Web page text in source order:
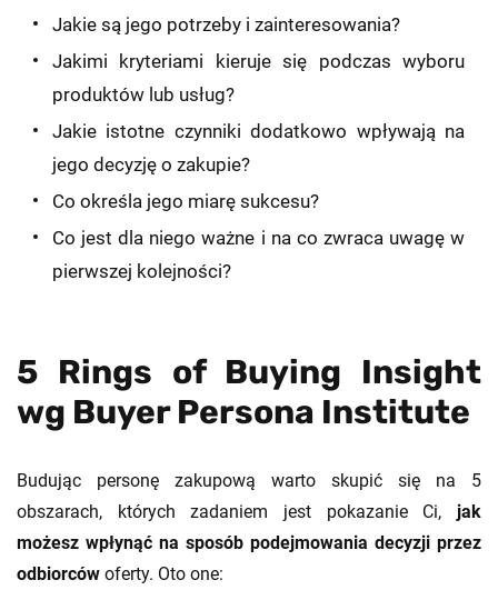
Jakie są jego potrzeby i zainteresowania?
Jakimi kryteriami kieruje się podczas wyboru
produktów lub usług?
Jakie istotne czynniki dodatkowo wpływają na
jego decyzję o zakupie?
Co określa jego miarę sukcesu?
Co jest dla niego ważne i na co zwraca uwagę w
pierwszej kolejności?
5 Rings of Buying Insight
wg Buyer Persona Institute
Budując personę zakupową warto skupić się na 5
obszarach, których zadaniem jest pokazanie Ci, jak
możesz wpłynąć na sposób podejmowania decyzji przez
odbiorców oferty. Oto one: